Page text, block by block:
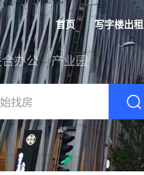
首页 写字楼出租
办公 产业园